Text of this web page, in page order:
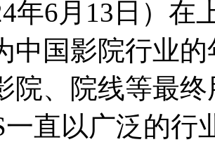
年6月13日）
中国影院行业
院、院线等最
一直以广泛的